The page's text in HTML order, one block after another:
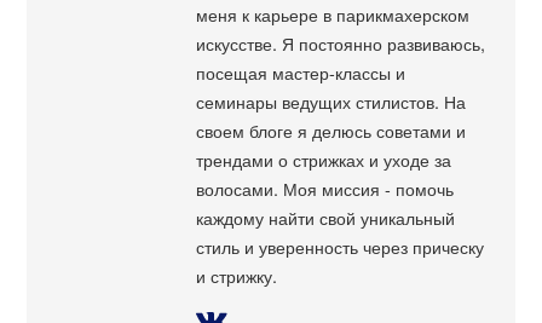
меня к карьере в парикмахерском
искусстве. Я постоянно развиваюсь,
посещая мастер-классы и
семинары ведущих стилистов. На
своем блоге я делюсь советами и
трендами о стрижках и уходе за
волосами. Моя миссия - помочь
каждому найти свой уникальный
стиль и уверенность через прическу
и стрижку.